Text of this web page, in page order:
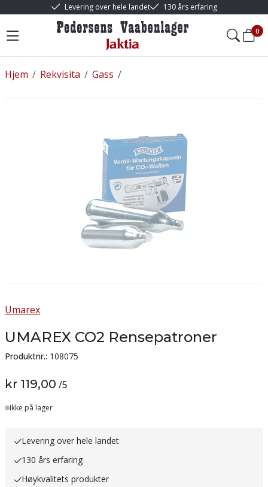
Levering over hele landet 130 års erfaring
0
/
Hjem /
Rekvisita /
Gass
Umarex
UMAREX CO2 Rensepatroner
Produktnr.: 108075
kr 119,00 /5
Lager
Ikke på lager
Levering over hele landet
130 års erfaring
Høykvalitets produkter